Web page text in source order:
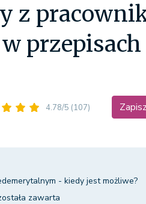
z
przepisach
4.78/5 (107)
- kiedy jest możliwe?
zawarta